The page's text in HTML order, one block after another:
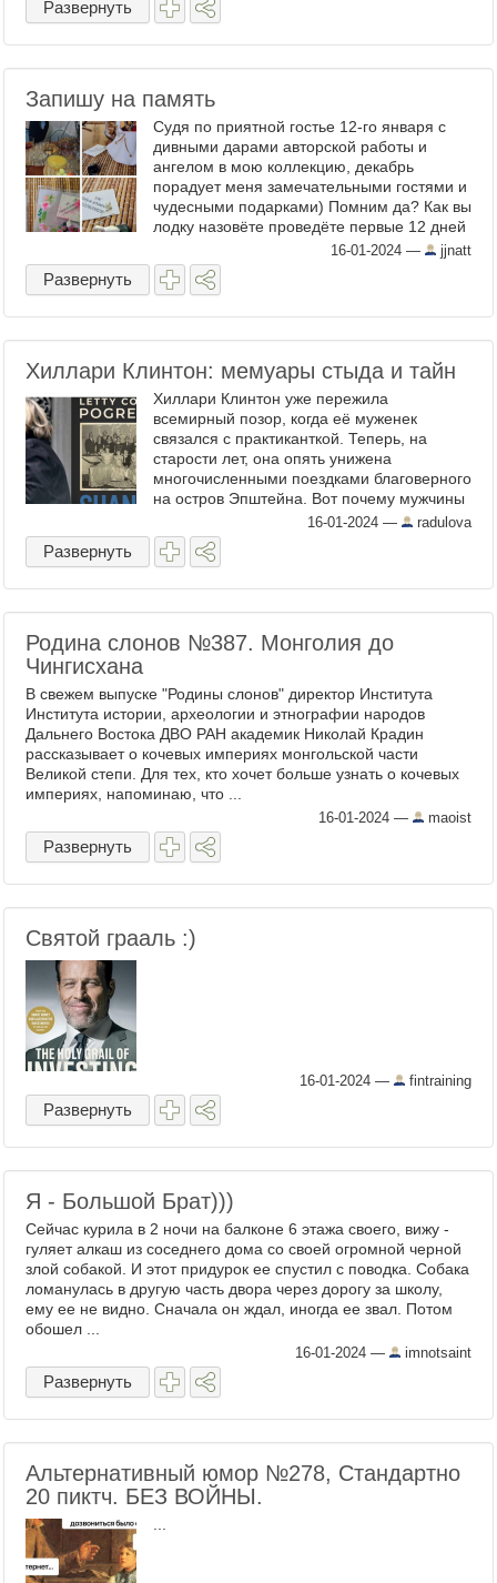
Развернуть
Запишу на память
Судя по приятной гостье 12-го января с
дивными дарами авторской работы и
ангелом в мою коллекцию, декабрь
порадует меня замечательными гостями и
чудесными подарками) Помним да? Как вы
лодку назовёте проведёте первые 12 дней
года... Надо было, конечно, записывать
происходящее ...
16-01-2024 — jjnatt
Развернуть
Хиллари Клинтон: мемуары стыда и тайн
Хиллари Клинтон уже пережила
всемирный позор, когда её муженек
связался с практиканткой. Теперь, на
старости лет, она опять унижена
многочисленными поездками благоверного
на остров Эпштейна. Вот почему мужчины
ради минутной похоти ставят на карту всё?
Семью, карьеру, своё место в ...
16-01-2024 — radulova
Развернуть
Родина слонов №387. Монголия до
Чингисхана
В свежем выпуске "Родины слонов" директор Института
Института истории, археологии и этнографии народов
Дальнего Востока ДВО РАН академик Николай Крадин
рассказывает о кочевых империях монгольской части
Великой степи. Для тех, кто хочет больше узнать о кочевых
империях, напоминаю, что ...
16-01-2024 — maoist
Развернуть
Святой грааль :)
16-01-2024 — fintraining
Развернуть
Я - Большой Брат)))
Сейчас курила в 2 ночи на балконе 6 этажа своего, вижу -
гуляет алкаш из соседнего дома со своей огромной черной
злой собакой. И этот придурок ее спустил с поводка. Собака
ломанулась в другую часть двора через дорогу за школу,
ему ее не видно. Сначала он ждал, иногда ее звал. Потом
обошел ...
16-01-2024 — imnotsaint
Развернуть
Альтернативный юмор №278, Стандартно
20 пиктч. БЕЗ ВОЙНЫ.